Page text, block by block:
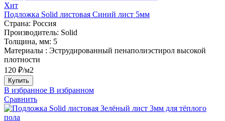
Хит
Подложка Solid листовая Синий лист 5мм
Страна: Россия
Производитель: Solid
Толщина, мм: 5
Материалы : Эструдированный пенаполиэстирол высокой
плотности
120 ₽/м2
Купить
В избранное В избранном
Сравнить